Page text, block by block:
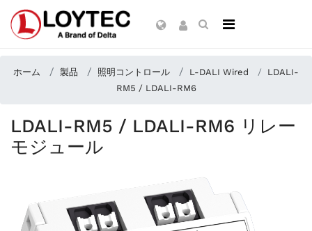
ホーム 製品 照明コントロール L-DALI Wired
LDALI-
RM5 / LDALI-RM6
LDALI-RM5 / LDALI-RM6 リレー
モジュール